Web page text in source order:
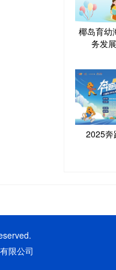
椰岛育幼
务发
2025奔
限公司